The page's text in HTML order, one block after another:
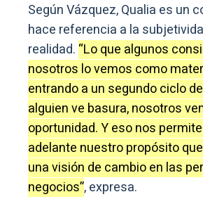
Según Vázquez, Qualia es un
hace referencia a la
realidad. “Lo que algunos
nosotros lo vemos como
entrando a un segundo ciclo
alguien ve basura, nosotros
oportunidad. Y eso nos
adelante nuestro propósito
una visión de cambio en las
negocios”, expresa.